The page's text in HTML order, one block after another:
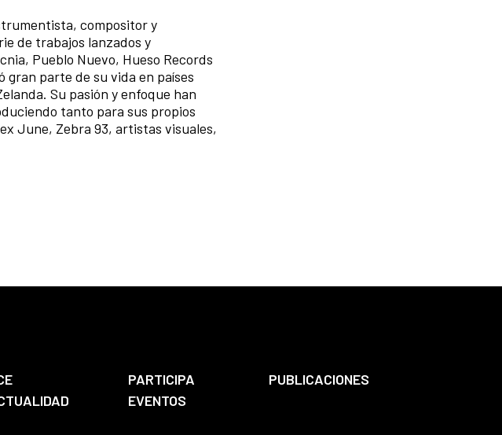
compositor y
de trabajos lanzados y
Pueblo Nuevo, Hueso Records
gran parte de su vida en países
Su pasión y enfoque han
tanto para sus propios
June, Zebra 93, artistas visuales,
PARTICIPA
PUBLICACIONES
EVENTOS